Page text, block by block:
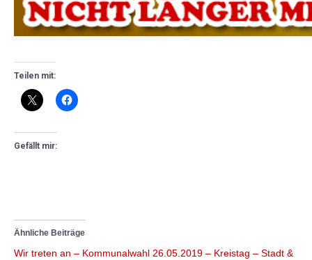
Teilen mit:
Gefällt mir:
Ähnliche Beiträge
Wir treten an – Kommunalwahl 26.05.2019 – Kreistag – Stadt &